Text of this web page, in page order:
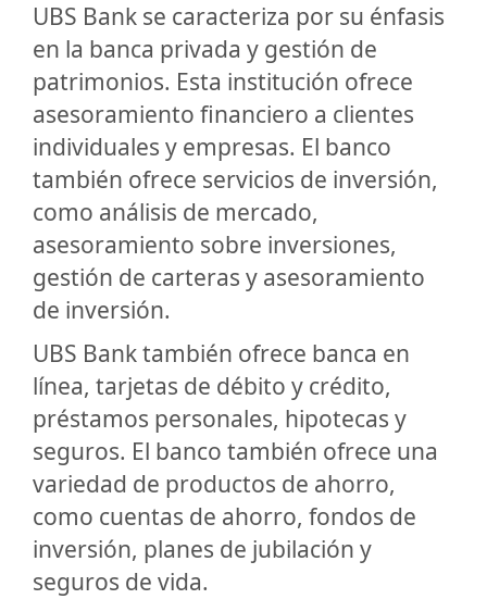
UBS Bank se caracteriza por su énfasis
en la banca privada y gestión de
patrimonios. Esta institución ofrece
asesoramiento financiero a clientes
individuales y empresas. El banco
también ofrece servicios de inversión,
como análisis de mercado,
asesoramiento sobre inversiones,
gestión de carteras y asesoramiento
de inversión.
UBS Bank también ofrece banca en
línea, tarjetas de débito y crédito,
préstamos personales, hipotecas y
seguros. El banco también ofrece una
variedad de productos de ahorro,
como cuentas de ahorro, fondos de
inversión, planes de jubilación y
seguros de vida.